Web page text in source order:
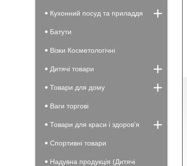
Кухонний посуд та приладдя
Батути
Візки Косметологічні
Дитячі товари
Товари для дому
Ваги торгові
Товари для краси і здоров'я
Спортивні товари
Надувна продукція (Дитячі